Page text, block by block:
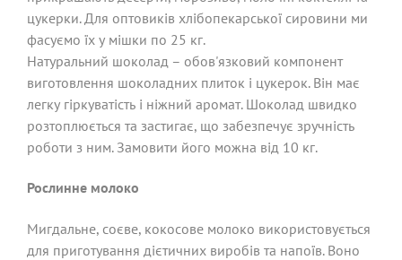
цукерки. Для оптовиків хлібопекарської сировини ми
фасуємо їх у мішки по 25 кг.
Натуральний шоколад – обов'язковий компонент
виготовлення шоколадних плиток і цукерок. Він має
легку гіркуватість і ніжний аромат. Шоколад швидко
розтоплюється та застигає, що забезпечує зручність
роботи з ним. Замовити його можна від 10 кг.
Рослинне молоко
Мигдальне, соєве, кокосове молоко використовується
для приготування дієтичних виробів та напоїв. Воно